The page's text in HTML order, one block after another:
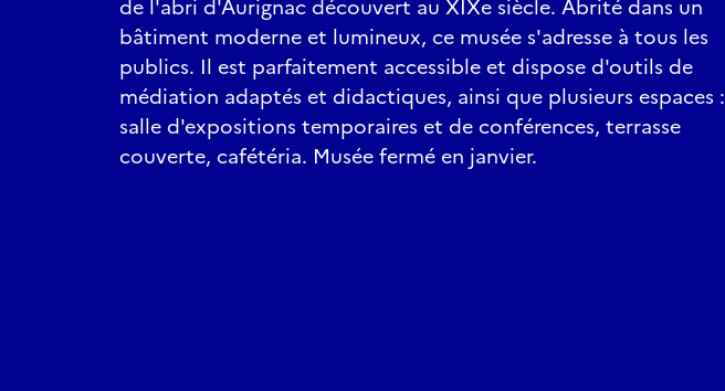
de l'abri d'Aurignac découvert au XIXe siècle. Abrité dans un
bâtiment moderne et lumineux, ce musée s'adresse à tous les
publics. Il est parfaitement accessible et dispose d'outils de
médiation adaptés et didactiques, ainsi que plusieurs espaces :
salle d'expositions temporaires et de conférences, terrasse
couverte, cafétéria. Musée fermé en janvier.